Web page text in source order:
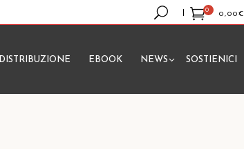
0
0,00€
Nessun prodotto nel carrello.
DISTRIBUZIONE EBOOK NEWS SOSTIENICI